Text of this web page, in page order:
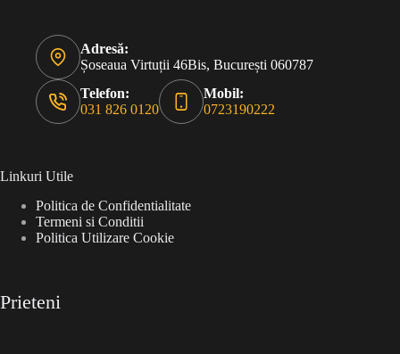
Adresă:
Șoseaua Virtuții 46Bis, București 060787
Telefon:
031 826 0120
Mobil:
0723190222
Linkuri Utile
Politica de Confidentialitate
Termeni si Conditii
Politica Utilizare Cookie
Prieteni